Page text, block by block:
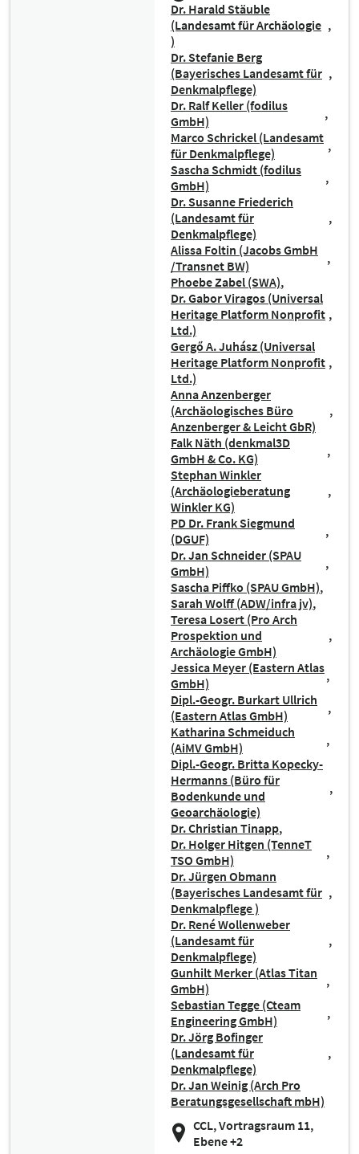
Dr. Harald Stäuble
(Landesamt für Archäologie
)
Dr. Stefanie Berg
(Bayerisches Landesamt für
Denkmalpflege)
Dr. Ralf Keller (fodilus
GmbH)
Marco Schrickel (Landesamt
für Denkmalpflege)
Sascha Schmidt (fodilus
GmbH)
Dr. Susanne Friederich
(Landesamt für
Denkmalpflege)
Alissa Foltin (Jacobs GmbH
/Transnet BW)
Phoebe Zabel (SWA)
Dr. Gabor Viragos (Universal
Heritage Platform Nonprofit
Ltd.)
Gergő A. Juhász (Universal
Heritage Platform Nonprofit
Ltd.)
Anna Anzenberger
(Archäologisches Büro
Anzenberger & Leicht GbR)
Falk Näth (denkmal3D
GmbH & Co. KG)
Stephan Winkler
(Archäologieberatung
Winkler KG)
PD Dr. Frank Siegmund
(DGUF)
Dr. Jan Schneider (SPAU
GmbH)
Sascha Piffko (SPAU GmbH)
Sarah Wolff (ADW/infra jv)
Teresa Losert (Pro Arch
Prospektion und
Archäologie GmbH)
Jessica Meyer (Eastern Atlas
GmbH)
Dipl.-Geogr. Burkart Ullrich
(Eastern Atlas GmbH)
Katharina Schmeiduch
(AiMV GmbH)
Dipl.-Geogr. Britta Kopecky-
Hermanns (Büro für
Bodenkunde und
Geoarchäologie)
Dr. Christian Tinapp
Dr. Holger Hitgen (TenneT
TSO GmbH)
Dr. Jürgen Obmann
(Bayerisches Landesamt für
Denkmalpflege )
Dr. René Wollenweber
(Landesamt für
Denkmalpflege)
Gunhilt Merker (Atlas Titan
GmbH)
Sebastian Tegge (Cteam
Engineering GmbH)
Dr. Jörg Bofinger
(Landesamt für
Denkmalpflege)
Dr. Jan Weinig (Arch Pro
Beratungsgesellschaft mbH)
CCL, Vortragsraum 11,
Ebene +2